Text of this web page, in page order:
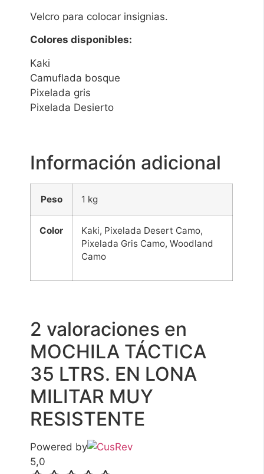
Velcro para colocar insignias.
Colores disponibles:
Kaki
Camuflada bosque
Pixelada gris
Pixelada Desierto
Información adicional
Peso 1 kg
Color
Kaki, Pixelada Desert Camo,
Pixelada Gris Camo, Woodland
Camo
2 valoraciones en
MOCHILA TÁCTICA
35 LTRS. EN LONA
MILITAR MUY
RESISTENTE
Powered by
5,0